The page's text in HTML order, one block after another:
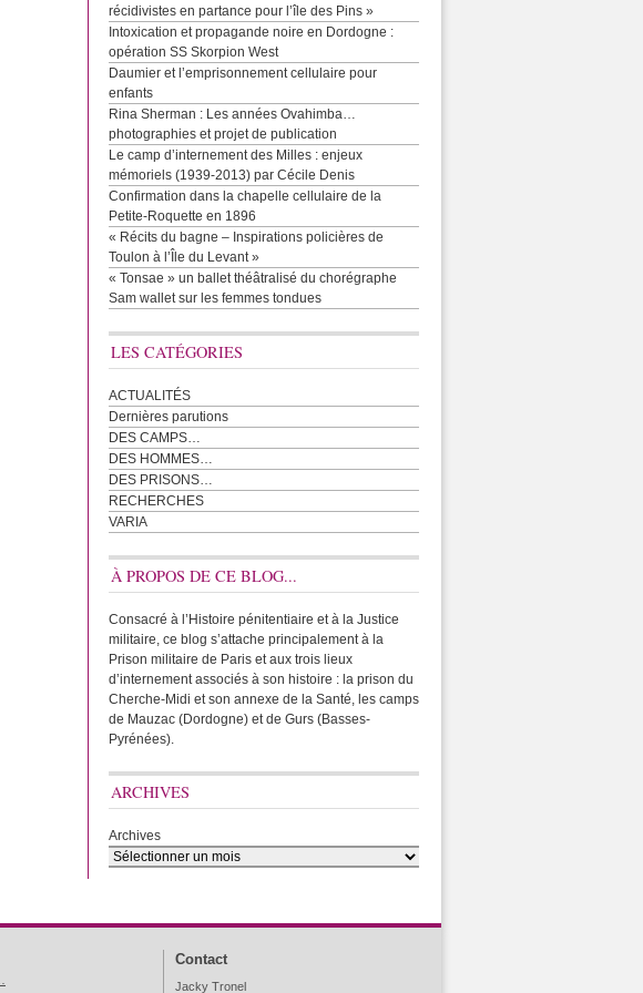
récidivistes en partance pour l’île des Pins »
Intoxication et propagande noire en Dordogne :
opération SS Skorpion West
Daumier et l’emprisonnement cellulaire pour
enfants
Rina Sherman : Les années Ovahimba…
photographies et projet de publication
Le camp d’internement des Milles : enjeux
mémoriels (1939-2013) par Cécile Denis
Confirmation dans la chapelle cellulaire de la
Petite-Roquette en 1896
« Récits du bagne – Inspirations policières de
Toulon à l’Île du Levant »
« Tonsae » un ballet théâtralisé du chorégraphe
Sam wallet sur les femmes tondues
LES CATÉGORIES
ACTUALITÉS
Dernières parutions
DES CAMPS…
DES HOMMES…
DES PRISONS…
RECHERCHES
VARIA
À PROPOS DE CE BLOG...
Consacré à l’Histoire pénitentiaire et à la Justice
militaire, ce blog s’attache principalement à la
Prison militaire de Paris et aux trois lieux
d’internement associés à son histoire : la prison du
Cherche-Midi et son annexe de la Santé, les camps
de Mauzac (Dordogne) et de Gurs (Basses-
Pyrénées).
ARCHIVES
Archives
Contact
Jacky Tronel